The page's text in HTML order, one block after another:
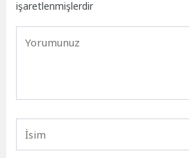
işaretlenmişlerdir